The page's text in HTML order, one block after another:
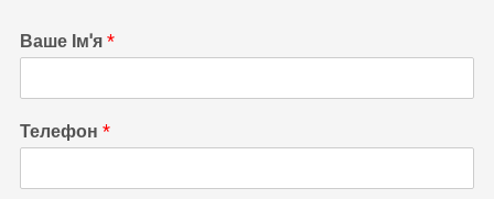
Ваше Ім'я*
Телефон*